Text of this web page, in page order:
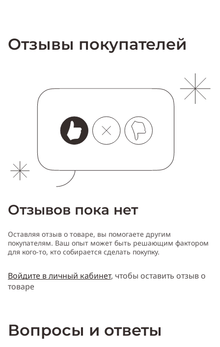
Отзывы покупателей
Отзывов пока нет
Оставляя отзыв о товаре, вы помогаете другим
покупателям. Ваш опыт может быть решающим фактором
для кого-то, кто собирается сделать покупку.
Войдите в личный кабинет, чтобы оставить отзыв о
товаре
Вопросы и ответы